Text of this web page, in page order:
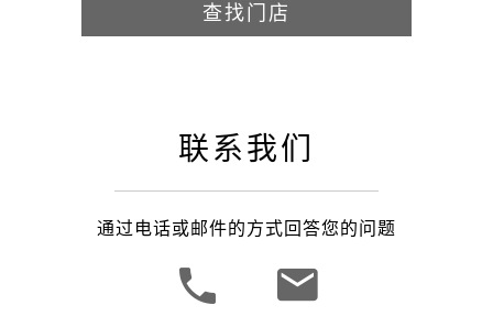
查找门店
联系我们
通过电话或邮件的方式回答您的问题